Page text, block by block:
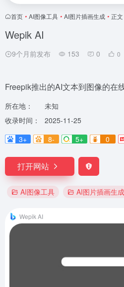
首页 • AI图像工具 • AI图片插画生成 • 正文
Wepik AI
9个月前发布 153 0 0
Freepik推出的AI文本到图像的在
所在地：
未知
收录时间：
2025-11-25
3+
8- 5+ 0
打开网站
AI图像工具 AI图片插画生成
Wepik AI